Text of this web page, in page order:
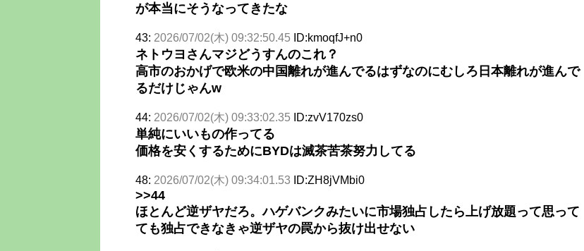
が本当にそうなってきたな
43: 2026/07/02(木) 09:32:50.45 ID:kmoqfJ+n0
ネトウヨさんマジどうすんのこれ？
高市のおかげで欧米の中国離れが進んでるはずなのにむしろ日本離れが進んで
るだけじゃんw
44: 2026/07/02(木) 09:33:02.35 ID:zvV170zs0
単純にいいもの作ってる
価格を安くするためにBYDは滅茶苦茶努力してる
48: 2026/07/02(木) 09:34:01.53 ID:ZH8jVMbi0
>>44
ほとんど逆ザヤだろ。ハゲバンクみたいに市場独占したら上げ放題って思って
ても独占できなきゃ逆ザヤの罠から抜け出せない